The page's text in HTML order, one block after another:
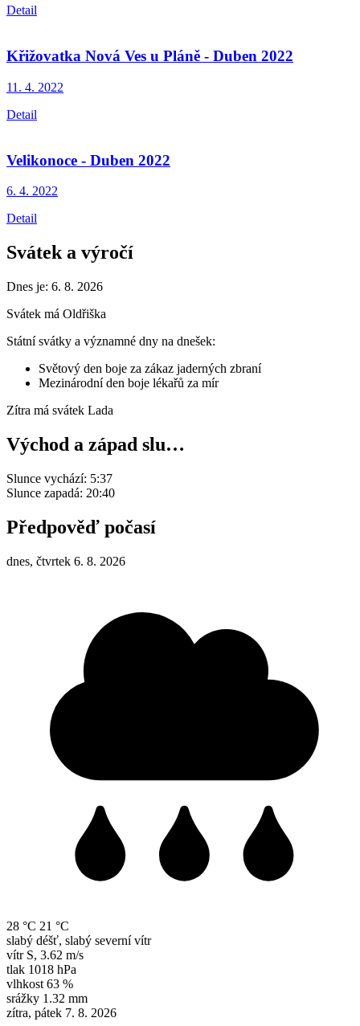
Detail
Křižovatka Nová Ves u Pláně - Duben 2022
11. 4. 2022
Detail
Velikonoce - Duben 2022
6. 4. 2022
Detail
Svátek a výročí
Dnes je: 6. 8. 2026
Svátek má Oldřiška
Státní svátky a významné dny na dnešek:
Světový den boje za zákaz jaderných zbraní
Mezinárodní den boje lékařů za mír
Zítra má svátek Lada
Východ a západ slu…
Slunce vychází: 5:37
Slunce zapadá: 20:40
Předpověď počasí
dnes, čtvrtek 6. 8. 2026
28 °C 21 °C
slabý déšť, slabý severní vítr
vítr S, 3.62 m/s
tlak 1018 hPa
vlhkost 63 %
srážky 1.32 mm
zítra, pátek 7. 8. 2026